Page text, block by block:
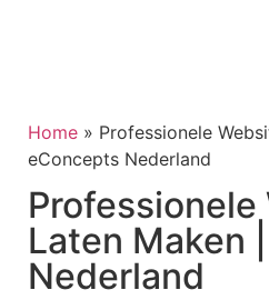
Home » Professionele
eConcepts Nederland
Professionele
Laten Maken
Nederland